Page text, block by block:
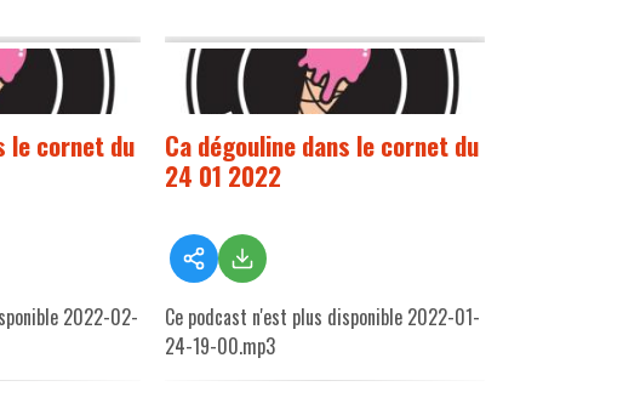
le cornet du
2022-02-
Ca dégouline dans le cornet du
24 01 2022
Ce podcast n'est plus disponible 2022-01-
24-19-00.mp3